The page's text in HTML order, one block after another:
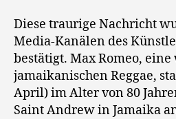
Diese traurige Nachricht
Media-Kanälen des
bestätigt. Max Romeo,
jamaikanischen Reggae,
April) im Alter von 80
Saint Andrew in Jamaika